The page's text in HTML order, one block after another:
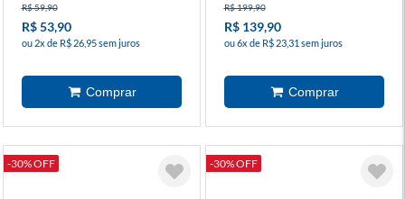
R$ 59,90
R$ 53,90
ou 2x de R$ 26,95 sem juros
R$ 199,90
R$ 139,90
ou 6x de R$ 23,31 sem juros
-30% OFF -30% OFF